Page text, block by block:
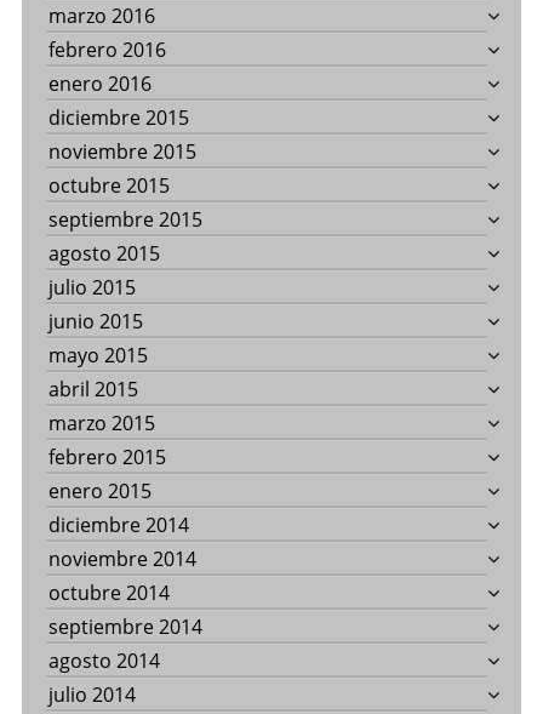
marzo 2016
febrero 2016
enero 2016
diciembre 2015
noviembre 2015
octubre 2015
septiembre 2015
agosto 2015
julio 2015
junio 2015
mayo 2015
abril 2015
marzo 2015
febrero 2015
enero 2015
diciembre 2014
noviembre 2014
octubre 2014
septiembre 2014
agosto 2014
julio 2014